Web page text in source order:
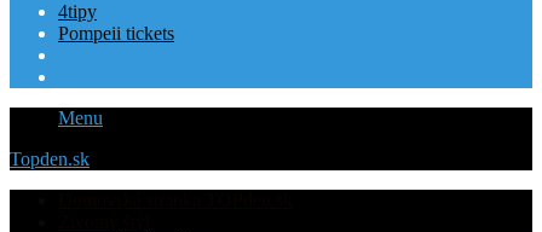
4tipy
Pompeii tickets
Menu
Topden.sk